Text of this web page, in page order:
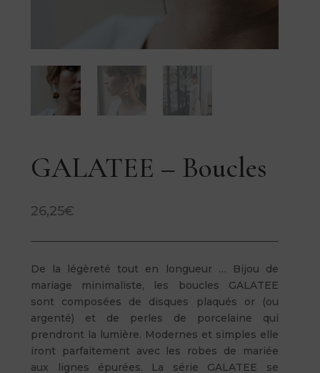
GALATEE – Boucles
26,25€
De la légèreté tout en longueur … Bijou de
mariage minimaliste, les boucles GALATEE
sont composées de disques plaqués or (ou
argenté) et de perles de porcelaine qui
prendront la lumière. Modernes et simples elle
iront parfaitement avec les robes de mariée
aux lignes épurées. La série GALATEE se